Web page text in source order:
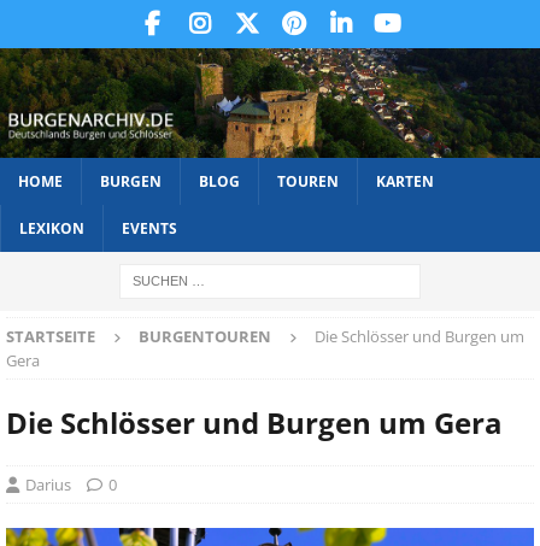
HOME BURGEN BLOG TOUREN KARTEN
LEXIKON EVENTS
STARTSEITE BURGENTOUREN
Die Schlösser und Burgen um
Gera
Die Schlösser und Burgen um Gera
Darius 0